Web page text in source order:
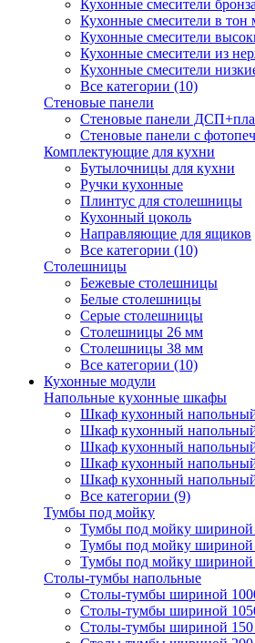
Кухонные смесители
Кухонные смесители в тон
Кухонные смесители
Кухонные смесители из
Кухонные смесители
Все категории (10)
Стеновые панели
Стеновые панели
Стеновые панели с
Комплектующие для кухни
Бутылочницы для кухни
Ручки кухонные
Плинтус для столешницы
Кухонный цоколь
Направляющие для ящиков
Все категории (10)
Столешницы
Бежевые столешницы
Белые столешницы
Серые столешницы
Столешницы 26 мм
Столешницы 38 мм
Все категории (10)
Кухонные модули
Напольные кухонные шкафы
Шкаф кухонный
Шкаф кухонный
Шкаф кухонный
Шкаф кухонный
Шкаф кухонный
Все категории (9)
Тумбы под мойку
Тумбы под мойку
Тумбы под мойку
Тумбы под мойку
Столы-тумбы напольные
Столы-тумбы шириной
Столы-тумбы шириной
Столы-тумбы шириной